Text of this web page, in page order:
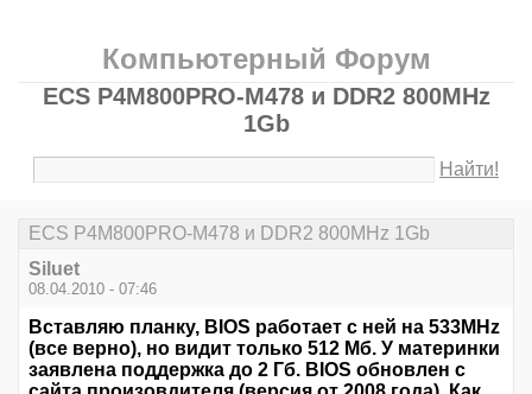
Компьютерный Форум
ECS P4M800PRO-M478 и DDR2 800MHz
1Gb
Найти!
ECS P4M800PRO-M478 и DDR2 800MHz 1Gb
Siluet
08.04.2010 - 07:46
Вставляю планку, BIOS работает с ней на 533MHz
(все верно), но видит только 512 Мб. У материнки
заявлена поддержка до 2 Гб. BIOS обновлен с